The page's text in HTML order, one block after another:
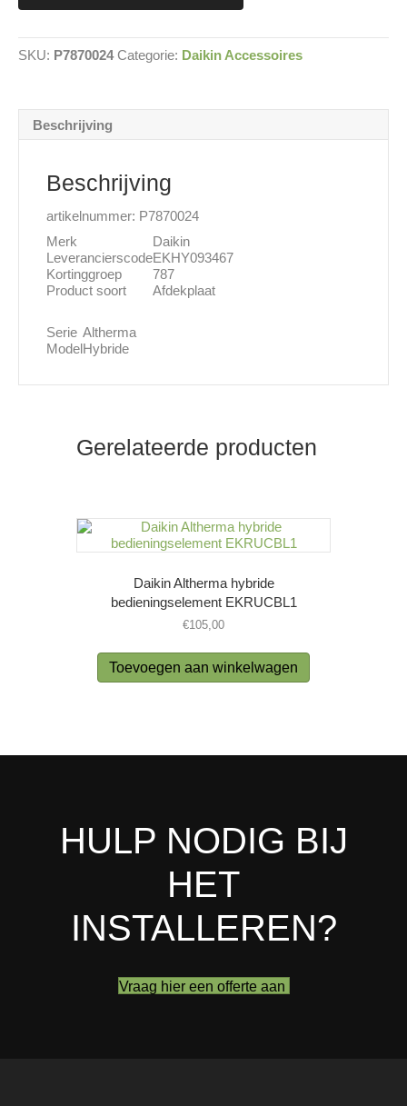
SKU: P7870024 Categorie: Daikin Accessoires
Beschrijving
Beschrijving
artikelnummer: P7870024
Merk
Daikin
LeverancierscodeEKHY093467
Kortinggroep
787
Product soort
Afdekplaat
Serie Altherma
ModelHybride
Gerelateerde producten
Daikin Altherma hybride
bedieningselement EKRUCBL1
€105,00
Toevoegen aan winkelwagen
HULP NODIG BIJ
HET
INSTALLEREN?
Vraag hier een offerte aan